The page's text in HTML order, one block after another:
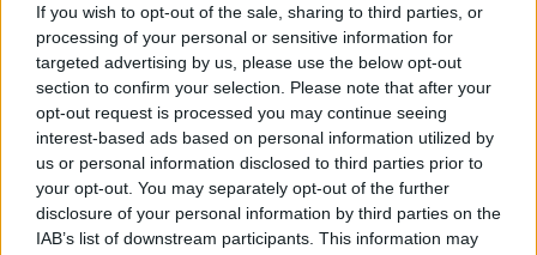
If you wish to opt-out of the sale, sharing to third parties, or
processing of your personal or sensitive information for
targeted advertising by us, please use the below opt-out
section to confirm your selection. Please note that after your
opt-out request is processed you may continue seeing
interest-based ads based on personal information utilized by
us or personal information disclosed to third parties prior to
your opt-out. You may separately opt-out of the further
disclosure of your personal information by third parties on the
IAB’s list of downstream participants. This information may
programului de lucru între orele 11.00 şi
13.00, nemulţumiţi de proiectul legii
salarizării din fonduri publice, a anunţat, ieri,
preşedintele Sindicatului IUS-LEX Galaţi,
Mirela State. Vor fi afectate judecătoriile
Galaţi, Lieşti, Tecuci, Târgu Bujor, Tribunalul